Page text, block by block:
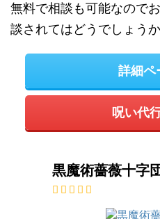
無料で相談も可能なので
談されてはどうでしょうか
詳細ペ
呪い代
黒魔術薔薇十字